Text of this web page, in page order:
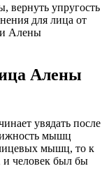
вернуть упругость
для лица от
Алены
Алены
увядать после
мышц
лицевых мышц, то к
и человек был бы